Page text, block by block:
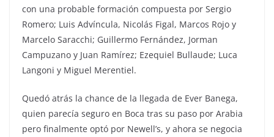
con una probable formación compuesta por Sergio
Romero; Luis Advíncula, Nicolás Figal, Marcos Rojo y
Marcelo Saracchi; Guillermo Fernández, Jorman
Campuzano y Juan Ramírez; Ezequiel Bullaude; Luca
Langoni y Miguel Merentiel.
Quedó atrás la chance de la llegada de Ever Banega,
quien parecía seguro en Boca tras su paso por Arabia
pero finalmente optó por Newell’s, y ahora se negocia